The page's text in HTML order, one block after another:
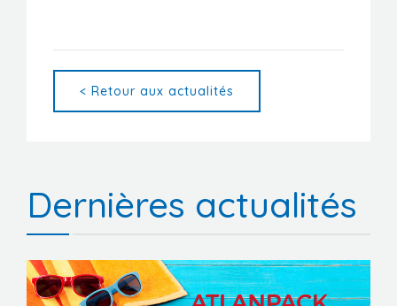
< Retour aux actualités
Dernières actualités